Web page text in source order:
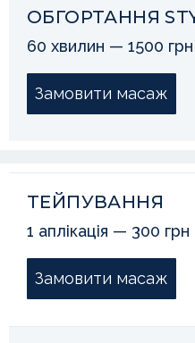
ОБГОРТАННЯ
60 хвилин — 1500 грн
Замовити масаж
ТЕЙПУВАННЯ
1 аплікація — 300 грн
Замовити масаж